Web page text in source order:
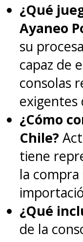
¿Qué
Ayaneo
su
capaz de
consolas
exigentes
¿Cómo
Chile?
tiene
la
¿Qué
de la